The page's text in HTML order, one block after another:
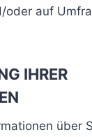
oder auf
IHRER
über